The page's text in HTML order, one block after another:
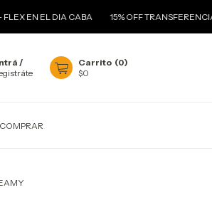
DIA CABA 15% OFF TRANSFERENCIA --- 3
/
Carrito (0)
$0